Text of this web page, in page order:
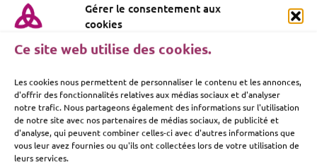
Gérer le consentement aux
cookies
Ce site web utilise des cookies.
Les cookies nous permettent de personnaliser le contenu et les annonces,
d'offrir des fonctionnalités relatives aux médias sociaux et d'analyser
notre trafic. Nous partageons également des informations sur l'utilisation
de notre site avec nos partenaires de médias sociaux, de publicité et
d'analyse, qui peuvent combiner celles-ci avec d'autres informations que
vous leur avez fournies ou qu'ils ont collectées lors de votre utilisation de
leurs services.
ME SUIVRE